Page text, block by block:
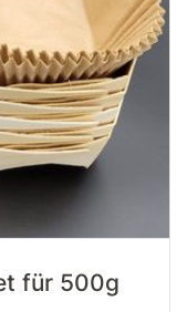
für 500g